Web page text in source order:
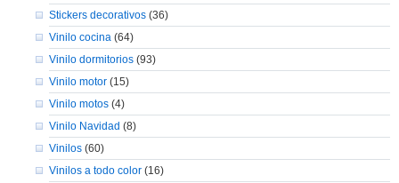
Stickers decorativos(36)
Vinilo cocina(64)
Vinilo dormitorios(93)
Vinilo motor(15)
Vinilo motos(4)
Vinilo Navidad (8)
Vinilos(60)
Vinilos a todo color(16)